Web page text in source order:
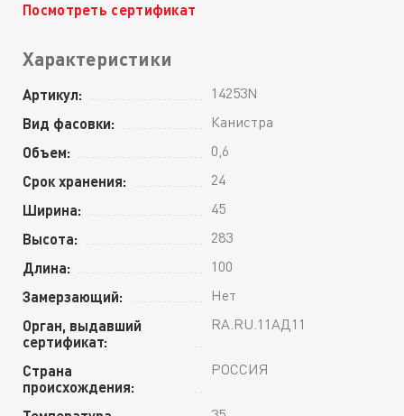
Посмотреть сертификат
Характеристики
Артикул: 14253N
Вид фасовки: Канистра
Объем: 0,6
Срок хранения: 24
Ширина: 45
Высота: 283
Длина: 100
Замерзающий: Нет
Орган, выдавший
сертификат:
RA.RU.11АД11
Страна
происхождения:
РОССИЯ